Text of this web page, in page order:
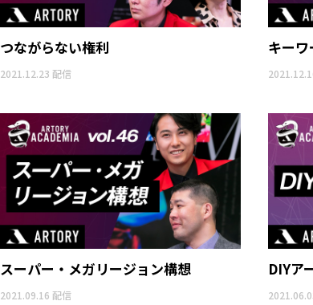
つながらない権利
2021.12.23 配信
キー
スーパー・メガリージョン構想
2021.09.16 配信
DIYア